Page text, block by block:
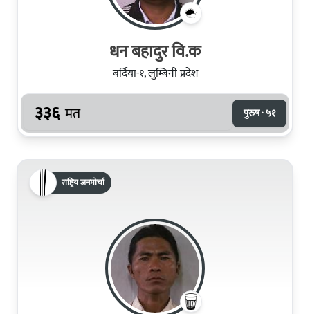
धन बहादुर वि.क
बर्दिया-१, लुम्बिनी प्रदेश
३३६ मत पुरुष · ५१
राष्ट्रिय जनमोर्चा